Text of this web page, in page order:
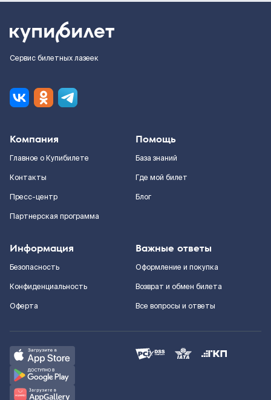
Сервис билетных лазеек
Компания
Главное о Купибилете
Контакты
Пресс-центр
Партнерская программа
Помощь
База знаний
Где мой билет
Блог
Информация
Безопасность
Конфиденциальность
Оферта
Важные ответы
Оформление и покупка
Возврат и обмен билета
Все вопросы и ответы